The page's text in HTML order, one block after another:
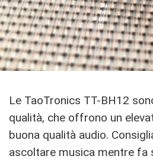
Le TaoTronics TT-BH12
qualità, che offrono un
buona qualità audio.
ascoltare musica mentre fa